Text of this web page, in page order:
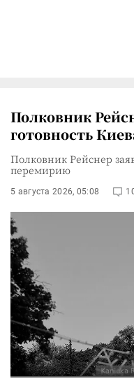
Полковник
готовность
Полковник Рейснер
перемирию
5 августа 2026, 05:08